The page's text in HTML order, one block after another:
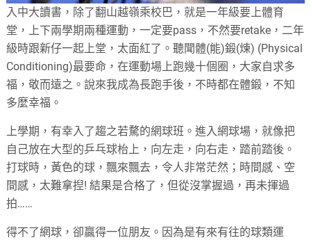
入中大讀書，除了翻山越嶺乘校巴，就是一年級要上體育
堂，上下兩學期兩種運動，一定要pass，不然要retake，二年
級時跟新仔一起上堂，太面紅了。聽聞體(能)鍛(煉) (Physical
Conditioning)最要命，在運動場上跑幾十個圈，大家自求多
福，敬而遠之。說來我成為長跑手後，不時都在體鍛，不知
多麼幸福。
上學期，有幸入了趨之若騖的網球班。進入網球場，就像把
自己放在大型的乒乓球枱上，向左走，向右走，踏前踏後。
打球時，黃色的球，飄來飄去，令人非常茫然；時間感、空
間感，太難拿揑! 結果是合格了，但從沒掌握過，再未揮過
拍……
得不了網球，卻贏得一位朋友。因為是有來有往的球類運